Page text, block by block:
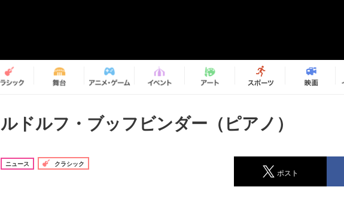
ルドルフ・ブッフビンダー（ピアノ）
ニュース クラシック
ポスト